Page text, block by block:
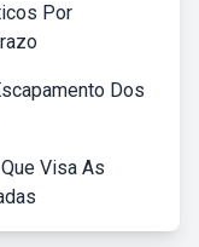
Por
Dos
Visa As